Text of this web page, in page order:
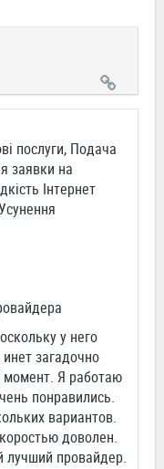
послуги, Подача
заявки на
Інтернет
у него
загадочно
Я работаю
понравились.
вариантов.
доволен.
лучший провайдер.